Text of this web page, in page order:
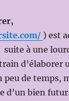
) est
à une
d’élaborer
peu de temps,
d’un bien